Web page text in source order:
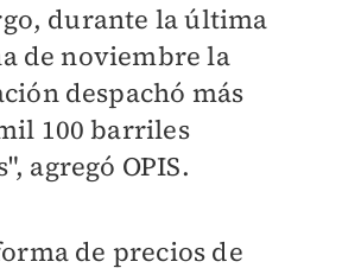
durante la última
de noviembre la
despachó más
100 barriles
agregó OPIS.
de precios de